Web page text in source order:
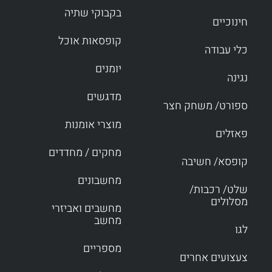
חינוכיים
כלי עבודה
נגינה
ספורט/ משחק חצר
פאזלים
קופסא/ חשיבה
שלט/ רכבות/
מסלולים
לגו
צעצועים אחרים
בקבוקי שתיה
קופסאות אוכל
יומנים
מדגשים
מוצרי אומנות
מחקים / מחדדים
מחשבונים
מחשבים ואביזרי
מחשב
מספריים